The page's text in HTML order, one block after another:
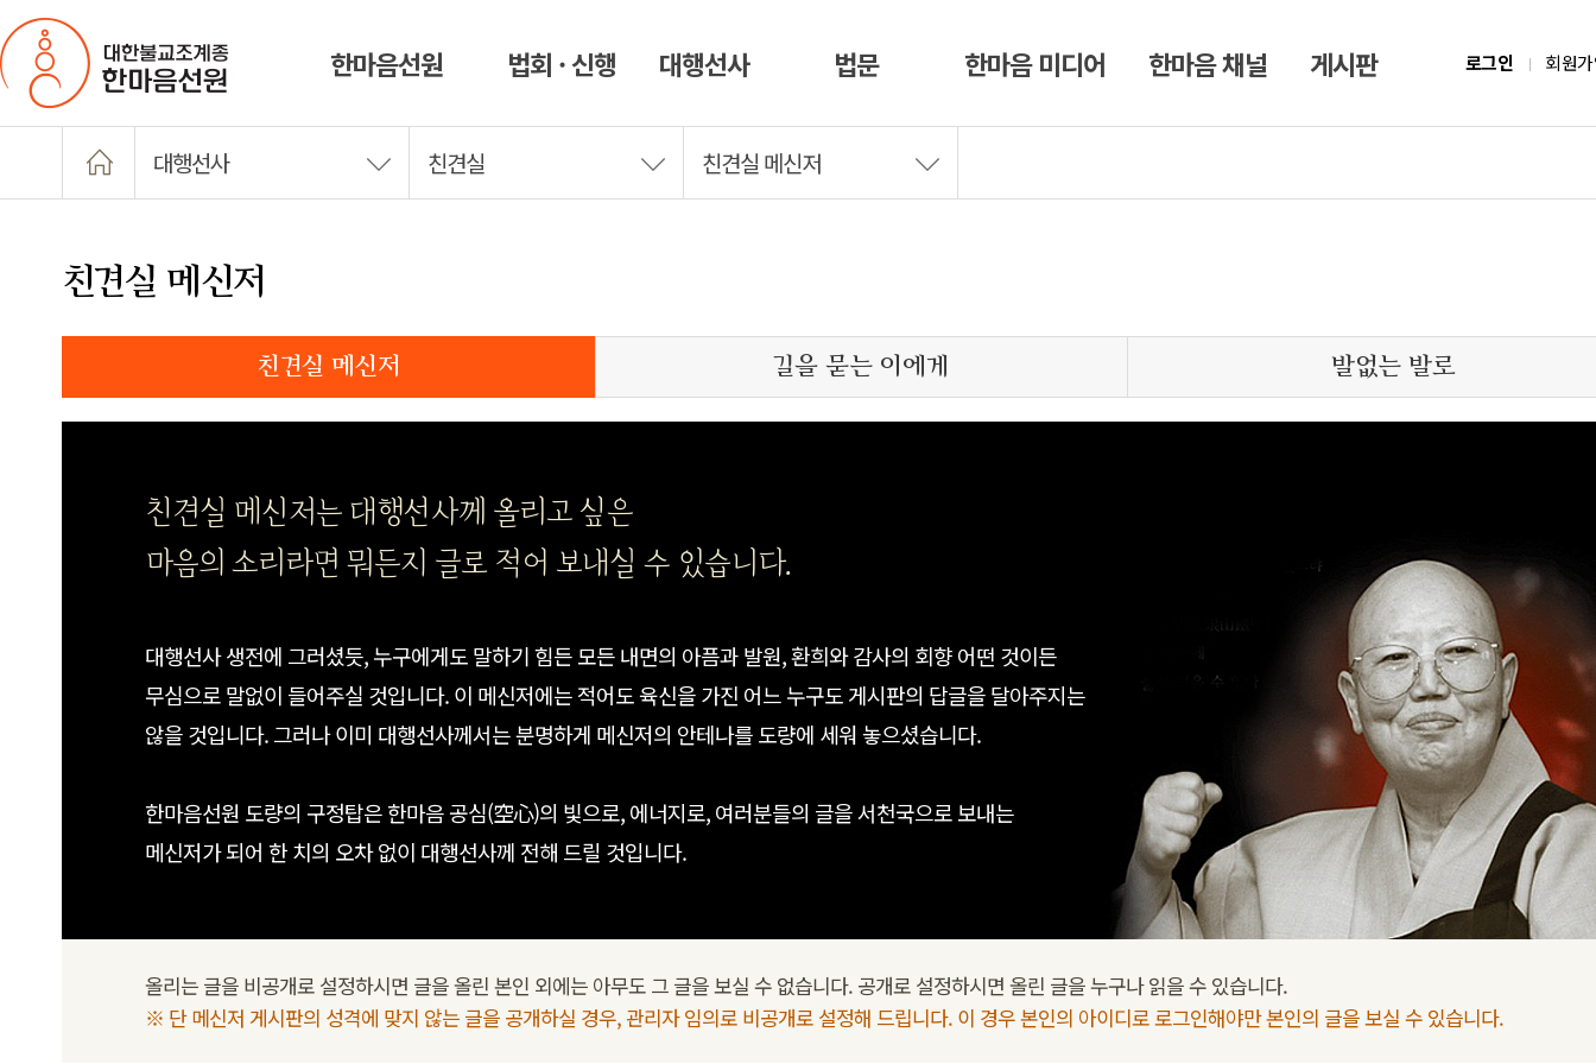
한마음선원 법회 · 신행 대행선사 법문 한마음 미디어 한마음 채널 게시판 로그인 회원
대행선사 친견실 친견실 메신저
친견실 메신저
친견실 메신저 길을 묻는 이에게 발없는 발로
친견실 메신저는 대행선사께 올리고 싶은
마음의 소리라면 뭐든지 글로 적어 보내실 수 있습니다.
대행선사 생전에 그러셨듯, 누구에게도 말하기 힘든 모든 내면의 아픔과 발원, 환희와 감사의 회향 어떤 것이든
무심으로 말없이 들어주실 것입니다. 이 메신저에는 적어도 육신을 가진 어느 누구도 게시판의 답글을 달아주지는
않을 것입니다. 그러나 이미 대행선사께서는 분명하게 메신저의 안테나를 도량에 세워 놓으셨습니다.
한마음선원 도량의 구정탑은 한마음 공심(空心)의 빛으로, 에너지로, 여러분들의 글을 서천국으로 보내는
메신저가 되어 한 치의 오차 없이 대행선사께 전해 드릴 것입니다.
올리는 글을 비공개로 설정하시면 글을 올린 본인 외에는 아무도 그 글을 보실 수 없습니다. 공개로 설정하시면 올린 글을 누구나 읽을 수 있습니다.
※ 단 메신저 게시판의 성격에 맞지 않는 글을 공개하실 경우, 관리자 임의로 비공개로 설정해 드립니다. 이 경우 본인의 아이디로 로그인해야만 본인의 글을 보실 수 있습니다.